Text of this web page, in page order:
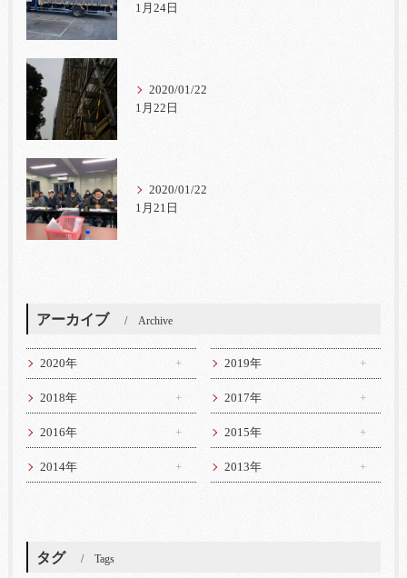
1月24日
2020/01/22
1月22日
2020/01/22
1月21日
アーカイブ Archive
2020年 2019年
2018年 2017年
2016年 2015年
2014年 2013年
タグ Tags